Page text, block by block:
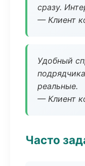
сразу.
— Клиент
Удобный
реальные.
— Клиент
Часто